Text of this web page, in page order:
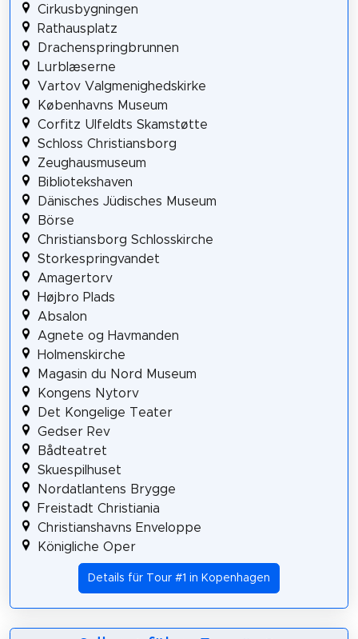
Cirkusbygningen
Rathausplatz
Drachenspringbrunnen
Lurblæserne
Vartov Valgmenighedskirke
Københavns Museum
Corfitz Ulfeldts Skamstøtte
Schloss Christiansborg
Zeughausmuseum
Bibliotekshaven
Dänisches Jüdisches Museum
Börse
Christiansborg Schlosskirche
Storkespringvandet
Amagertorv
Højbro Plads
Absalon
Agnete og Havmanden
Holmenskirche
Magasin du Nord Museum
Kongens Nytorv
Det Kongelige Teater
Gedser Rev
Bådteatret
Skuespilhuset
Nordatlantens Brygge
Freistadt Christiania
Christianshavns Enveloppe
Königliche Oper
Details für Tour #1 in Kopenhagen